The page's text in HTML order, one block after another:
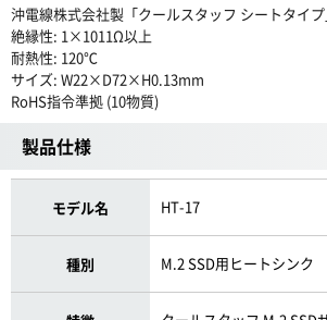
沖電線株式会社製「クールスタッフ シートタイプ
絶縁性: 1×1011Ω以上
耐熱性: 120℃
サイズ: W22×D72×H0.13mm
RoHS指令準拠 (10物質)
製品仕様
モデル名 HT-17
種別 M.2 SSD用ヒートシンク